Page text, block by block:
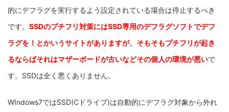
的にデフラグを実行するよう設定されている場合は停止するべき
です。 SSDのプチフリ対策にはSSD専用のデフラグソフトでデフ
ラグを！とかいうサイトがありますが、そもそもプチフリが起き
るならばそれはマザーボードが古いなどその個人の環境が悪いで
す。SSDは全く悪くありません。
WIndows7ではSSD(Cドライブ)は自動的にデフラグ対象から外れ